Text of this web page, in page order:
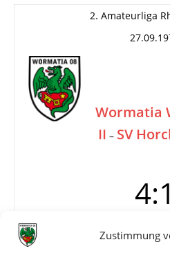
Zustimmung
2. Amateurliga
Wormatia
II – SV
4:1
Tore